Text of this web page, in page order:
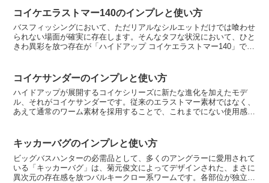
コイケエラストマー140のインプレと使い方
バスフィッシングにおいて、ただリアルなシルエットだけでは喰わせ
られない場面が確実に存在します。そんなタフな状況において、ひと
きわ異彩を放つ存在が「ハイドアップ コイケエラストマー140」で
コイケサンダーのインプレと使い方
ハイドアップが展開するコイケシリーズに新たな進化を加えたモデ
ル、それがコイケサンダーです。従来のエラストマー素材ではなく、
あえて通常のワーム素材を採用することで、これまでにない使用感と
キッカーバグのインプレと使い方
ビッグバスハンターの必需品として、多くのアングラーに愛用されて
いる「キッカーバグ」は、菊元俊文によってデザインされた、まさに
異次元の存在感を放つバルキークロー系ワームです。各部位が独立し